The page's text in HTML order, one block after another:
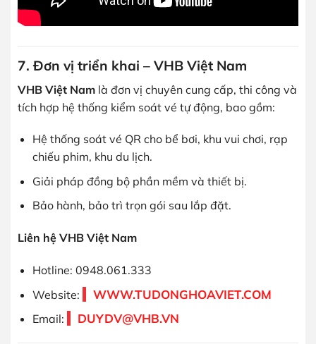
7. Đơn vị triển khai – VHB Việt Nam
VHB Việt Nam là đơn vị chuyên cung cấp, thi công và
tích hợp hệ thống kiểm soát vé tự động, bao gồm:
Hệ thống soát vé QR cho bể bơi, khu vui chơi, rạp
chiếu phim, khu du lịch.
Giải pháp đồng bộ phần mềm và thiết bị.
Bảo hành, bảo trì trọn gói sau lắp đặt.
Liên hệ VHB Việt Nam
Hotline: 0948.061.333
Website:
WWW.TUDONGHOAVIET.COM
Email: DUYDV@VHB.VN